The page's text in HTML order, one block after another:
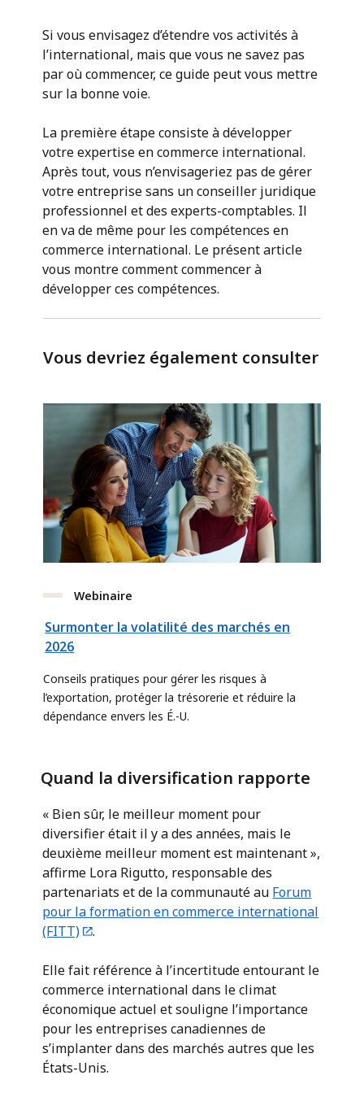
Si vous envisagez d’étendre vos activités à
l’international, mais que vous ne savez pas
par où commencer, ce guide peut vous mettre
sur la bonne voie.
La première étape consiste à développer
votre expertise en commerce international.
Après tout, vous n’envisageriez pas de gérer
votre entreprise sans un conseiller juridique
professionnel et des experts-comptables. Il
en va de même pour les compétences en
commerce international. Le présent article
vous montre comment commencer à
développer ces compétences.
Vous devriez également consulter
Webinaire
Surmonter la volatilité des marchés en
2026
Conseils pratiques pour gérer les risques à
l’exportation, protéger la trésorerie et réduire la
dépendance envers les É.-U.
Quand la diversification rapporte
« Bien sûr, le meilleur moment pour
diversifier était il y a des années, mais le
deuxième meilleur moment est maintenant »,
affirme Lora Rigutto, responsable des
partenariats et de la communauté au Forum
pour la formation en commerce international
(FITT)
.
Elle fait référence à l’incertitude entourant le
commerce international dans le climat
économique actuel et souligne l’importance
pour les entreprises canadiennes de
s’implanter dans des marchés autres que les
États-Unis.